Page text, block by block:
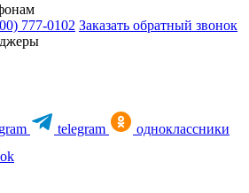
777-0102 Заказать обратный звонок
telegram
одноклассники